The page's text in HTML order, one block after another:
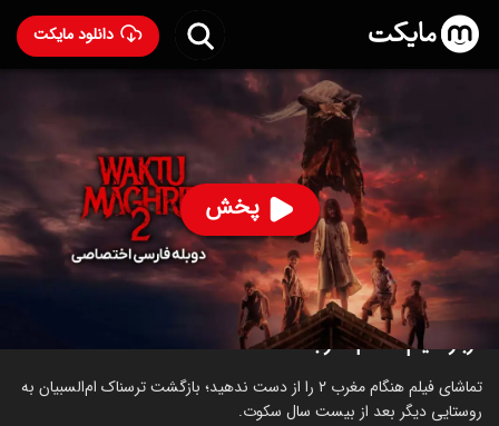
دانلود مایکت
پخش
فیلم هنگام مغرب ۲ با دوبله فارسی
81 ۵.۹
ساخت اندونزی سال 2025
ترسناک
درباره فیلم هنگام مغرب ۲
تماشای فیلم هنگام مغرب ۲ را از دست ندهید؛ بازگشت ترسناک ام‌السبیان به
روستایی دیگر بعد از بیست سال سکوت.